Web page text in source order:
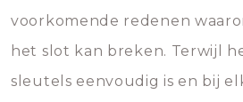
voorkomende redenen
het slot kan breken. Terwijl
sleutels eenvoudig is en bij